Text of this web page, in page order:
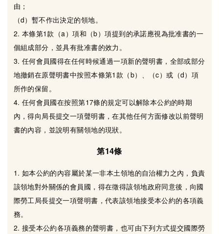
由；
（d）暫不作出決定的領地。
2. 本條第1款（a）項和（b）項提到的承諾應視為批准書的一
個組成部分，並具有批准書的效力。
3. 任何會員國得在任何時候通過一項新的聲明書，全部或部分
地撤銷在原聲明書中按照本條第1款（b）、（c）或（d）項
所作的保留。
4. 任何會員國在按照第17條的規定可以解除本公約的時期
內，得向局長提交一項聲明書，在其他任何方面修改以前聲明
書的內容，並說明有關領地的現狀。
第14條
1. 如本公約的內容屬於某一非本土領地的自治權力之內，負責
該領地對外關係的會員國，得在徵得該領地政府同意後，向國
際勞工局長提交一項聲明書，代表該領地接受本公約的各項義
務。
2. 接受本公約各項義務的聲明書，也可由下列方式提交國際勞